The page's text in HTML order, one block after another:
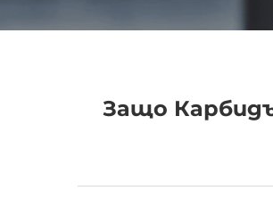
Защо